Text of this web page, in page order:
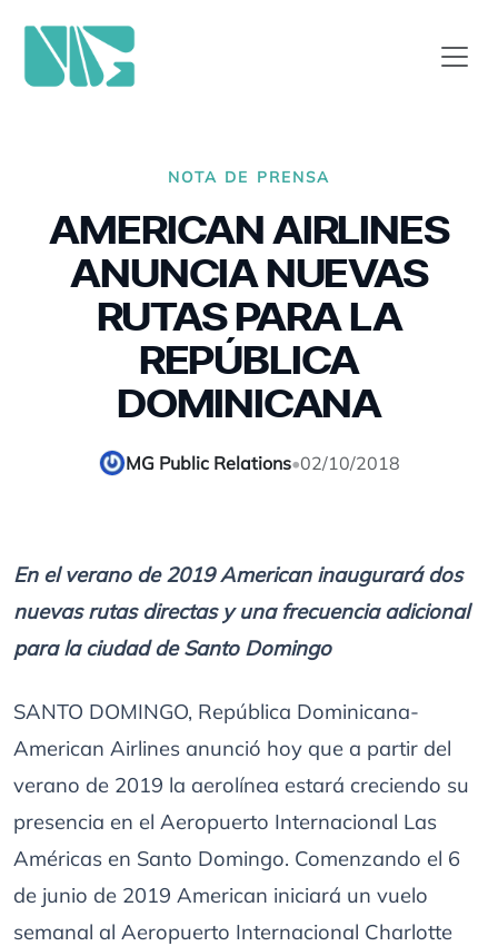
NOTA DE PRENSA
AMERICAN AIRLINES
ANUNCIA NUEVAS
RUTAS PARA LA
REPÚBLICA
DOMINICANA
MG Public Relations•02/10/2018
En el verano de 2019 American inaugurará dos
nuevas rutas directas y una frecuencia adicional
para la ciudad de Santo Domingo
SANTO DOMINGO, República Dominicana-
American Airlines anunció hoy que a partir del
verano de 2019 la aerolínea estará creciendo su
presencia en el Aeropuerto Internacional Las
Américas en Santo Domingo. Comenzando el 6
de junio de 2019 American iniciará un vuelo
semanal al Aeropuerto Internacional Charlotte